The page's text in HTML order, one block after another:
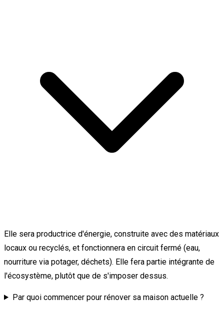
Elle sera productrice d'énergie, construite avec des matériaux
locaux ou recyclés, et fonctionnera en circuit fermé (eau,
nourriture via potager, déchets). Elle fera partie intégrante de
l'écosystème, plutôt que de s'imposer dessus.
Par quoi commencer pour rénover sa maison actuelle ?